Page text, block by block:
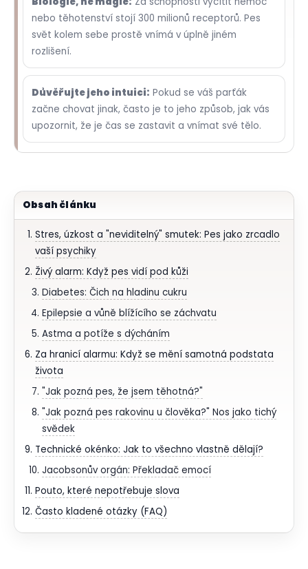
nebo těhotenství stojí 300 milionů receptorů. Pes
svět kolem sebe prostě vnímá v úplně jiném
rozlišení.
Důvěřujte jeho intuici: Pokud se váš parťák
začne chovat jinak, často je to jeho způsob, jak vás
upozornit, že je čas se zastavit a vnímat své tělo.
Obsah článku
Stres, úzkost a "neviditelný" smutek: Pes jako zrcadlo
vaší psychiky
Živý alarm: Když pes vidí pod kůži
Diabetes: Čich na hladinu cukru
Epilepsie a vůně blížícího se záchvatu
Astma a potíže s dýcháním
Za hranicí alarmu: Když se mění samotná podstata
života
"Jak pozná pes, že jsem těhotná?"
"Jak pozná pes rakovinu u člověka?" Nos jako tichý
svědek
Technické okénko: Jak to všechno vlastně dělají?
Jacobsonův orgán: Překladač emocí
Pouto, které nepotřebuje slova
Často kladené otázky (FAQ)